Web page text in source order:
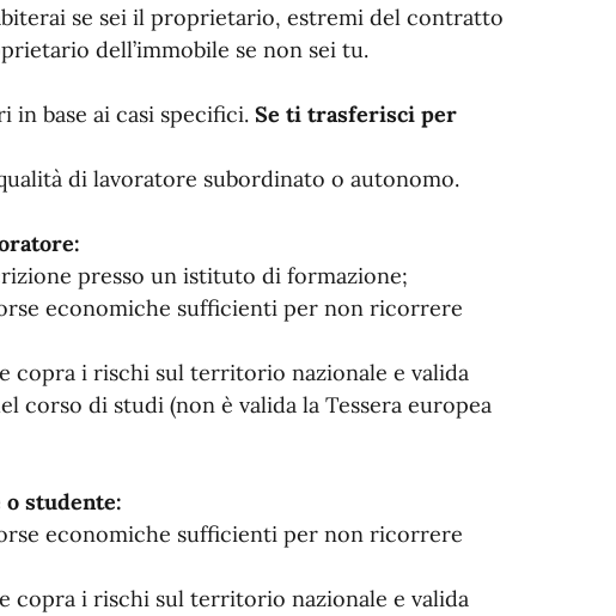
se sei il proprietario, estremi del contratto
dell’immobile se non sei tu.
in base ai casi specifici. Se ti trasferisci per
di lavoratore subordinato o autonomo.
presso un istituto di formazione;
economiche sufficienti per non ricorrere
copra i rischi sul territorio nazionale e valida
corso di studi (non è valida la Tessera europea
studente:
economiche sufficienti per non ricorrere
copra i rischi sul territorio nazionale e valida